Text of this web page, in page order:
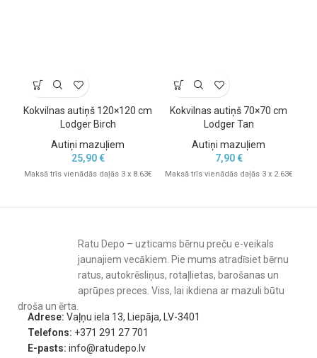
Kokvilnas autiņš 120×120 cm
Lodger Birch
Autiņi mazuļiem
25,90€
Maksā trīs vienādās daļās 3 x 8.63€
Kokvilnas autiņš 70×70 cm
Lodger Tan
Autiņi mazuļiem
7,90€
Maksā trīs vienādās daļās 3 x 2.63€
Ratu Depo – uzticams bērnu preču e-veikals
jaunajiem vecākiem. Pie mums atradīsiet bērnu
ratus, autokrēsliņus, rotaļlietas, barošanas un
aprūpes preces. Viss, lai ikdiena ar mazuli būtu
droša un ērta.
Adrese: Vaļņu iela 13, Liepāja, LV-3401
Telefons: +371 291 27 701
E-pasts: info@ratudepo.lv